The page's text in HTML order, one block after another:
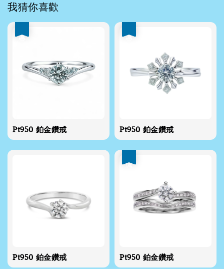
我猜你喜歡
Pt950 鉑金鑽戒 Pt950 鉑金鑽戒
Pt950 鉑金鑽戒 Pt950 鉑金鑽戒